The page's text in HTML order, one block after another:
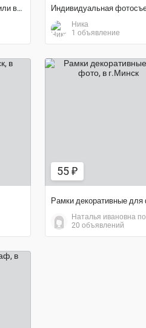
Монтирую, делаю фото или видео для блогеров
Ника
1 объявление
55 ₽
Рамки декоративные для
Наталья ивановна
20 объявлений